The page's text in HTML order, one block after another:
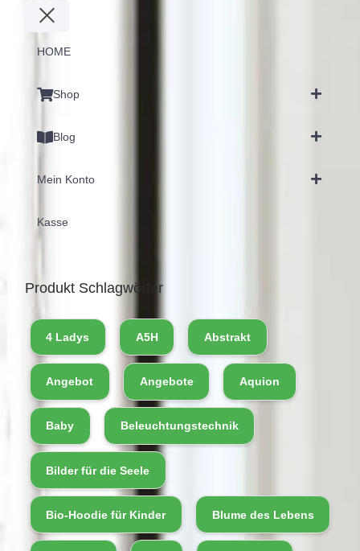
HOME
Shop
Blog
Mein Konto
Kasse
Produkt Schlagwörter
4 Ladys A5H Abstrakt
Angebot Angebote Aquion
Baby Beleuchtungstechnik
Bilder für die Seele
Bio-Hoodie für Kinder Blume des Lebens